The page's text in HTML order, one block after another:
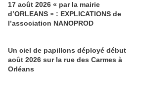
17 août 2026 « par la mairie
d’ORLEANS » : EXPLICATIONS de
l’association NANOPROD
Un ciel de papillons déployé début
août 2026 sur la rue des Carmes à
Orléans